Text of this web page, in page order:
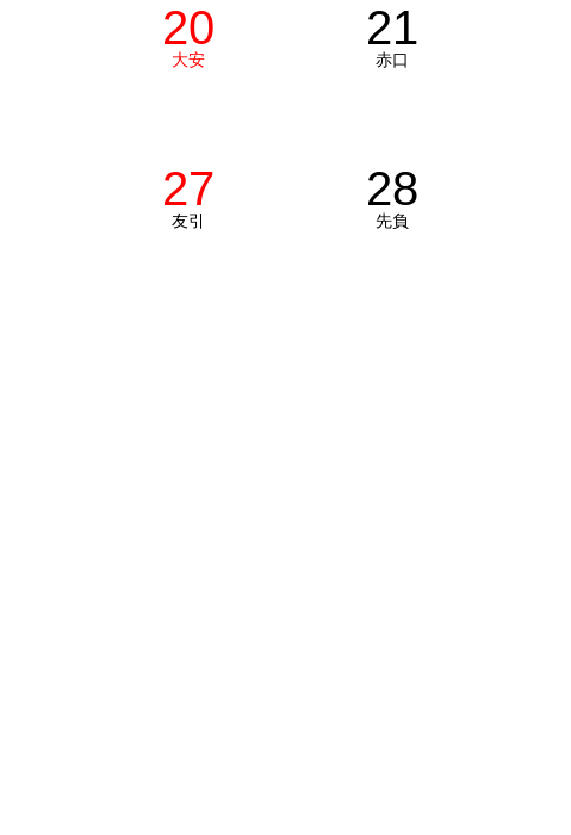
20
大安
21
赤口
27
友引
28
先負